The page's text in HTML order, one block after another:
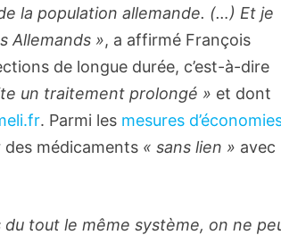
la population allemande. (…) Et je
Allemands », a affirmé François
de longue durée, c’est-à-dire
un traitement prolongé » et dont
(Nouvelle fenêtre)
. Parmi les mesures
des médicaments « sans lien » avec
du tout le même système, on ne